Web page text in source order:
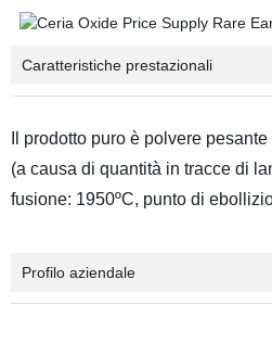
Caratteristiche prestazionali
Il prodotto puro è polvere
(a causa di quantità in tracce di
fusione: 1950ºC, punto di
Profilo aziendale